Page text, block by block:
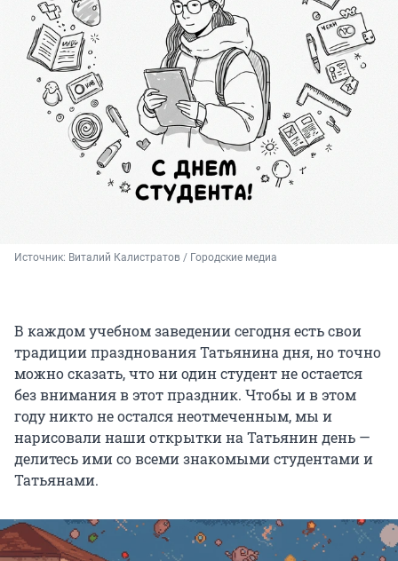
Источник: Виталий Калистратов / Городские медиа
В каждом учебном заведении сегодня есть свои
традиции празднования Татьянина дня, но точно
можно сказать, что ни один студент не остается
без внимания в этот праздник. Чтобы и в этом
году никто не остался неотмеченным, мы и
нарисовали наши открытки на Татьянин день —
делитесь ими со всеми знакомыми студентами и
Татьянами.